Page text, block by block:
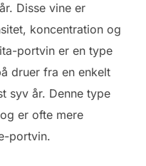
Disse vine er
koncentration og
portvin er en type
druer fra en enkelt
syv år. Denne type
er ofte mere
portvin.